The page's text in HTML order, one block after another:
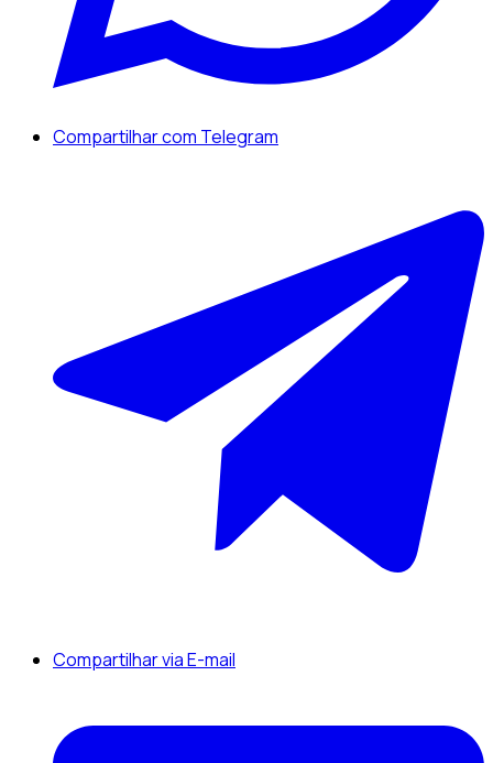
Compartilhar com Telegram
Compartilhar via E-mail